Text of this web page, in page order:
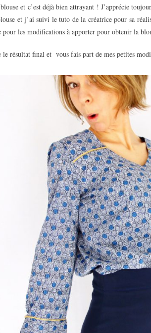
et c’est déjà bien attrayant ! J’apprécie
et j’ai suivi le tuto de la créatrice pour sa
pour les modifications à apporter pour obtenir la
le résultat final et vous fais part de mes petites